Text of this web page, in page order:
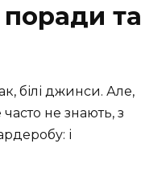
та
білі джинси. Але,
не знають, з
і